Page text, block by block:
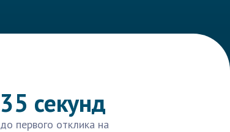
35 секунд
до первого отклика на